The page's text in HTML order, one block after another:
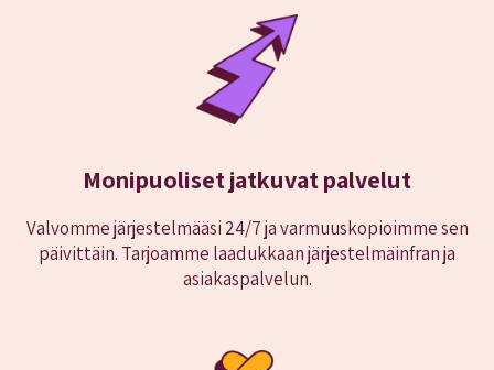
Monipuoliset jatkuvat palvelut
Valvomme järjestelmääsi 24/7 ja varmuuskopioimme sen
päivittäin. Tarjoamme laadukkaan järjestelmäinfran ja
asiakaspalvelun.